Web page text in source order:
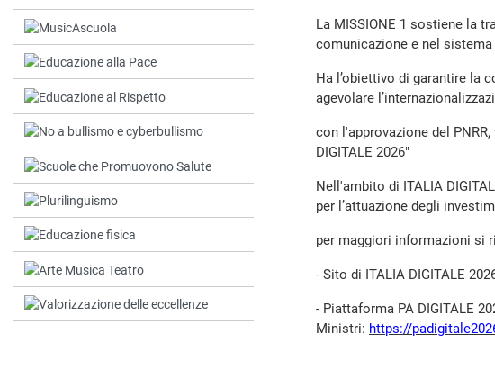
La MISSIONE 1 sostiene la
comunicazione e nel
Ha l’obiettivo di garantire la
agevolare
con l'approvazione del
DIGITALE 2026"
Nell'ambito di ITALIA
per l’attuazione degli
per maggiori informazioni si
- Sito di ITALIA DIGITALE
- Piattaforma PA DIGITALE
Ministri: https://